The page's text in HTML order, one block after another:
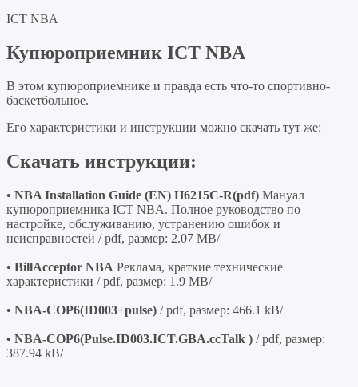
ICT NBA
Купюроприемник ICT NBA
В этом купюроприемнике и правда есть что-то спортивно-
баскетбольное.
Его характеристики и инструкции можно скачать тут же:
Скачать инструкции:
• NBA Installation Guide (EN) H6215C-R(pdf) Мануал
купюроприемника ICT NBA. Полное руководство по
настройке, обслуживанию, устранению ошибок и
неисправностей / pdf, размер: 2.07 MB/
• BillAcceptor NBA Реклама, краткие технические
характеристики / pdf, размер: 1.9 MB/
• NBA-COP6(ID003+pulse) / pdf, размер: 466.1 kB/
• NBA-COP6(Pulse.ID003.ICT.GBA.ccTalk ) / pdf, размер:
387.94 kB/